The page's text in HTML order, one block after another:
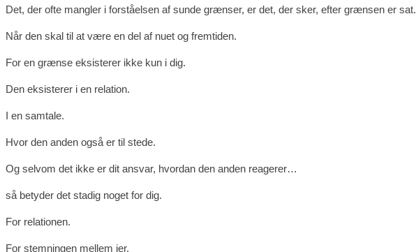
Det, der ofte mangler i forståelsen af sunde grænser, er det, der sker, efter grænsen er sat.
Når den skal til at være en del af nuet og fremtiden.
For en grænse eksisterer ikke kun i dig.
Den eksisterer i en relation.
I en samtale.
Hvor den anden også er til stede.
Og selvom det ikke er dit ansvar, hvordan den anden reagerer…
så betyder det stadig noget for dig.
For relationen.
For stemningen mellem jer.